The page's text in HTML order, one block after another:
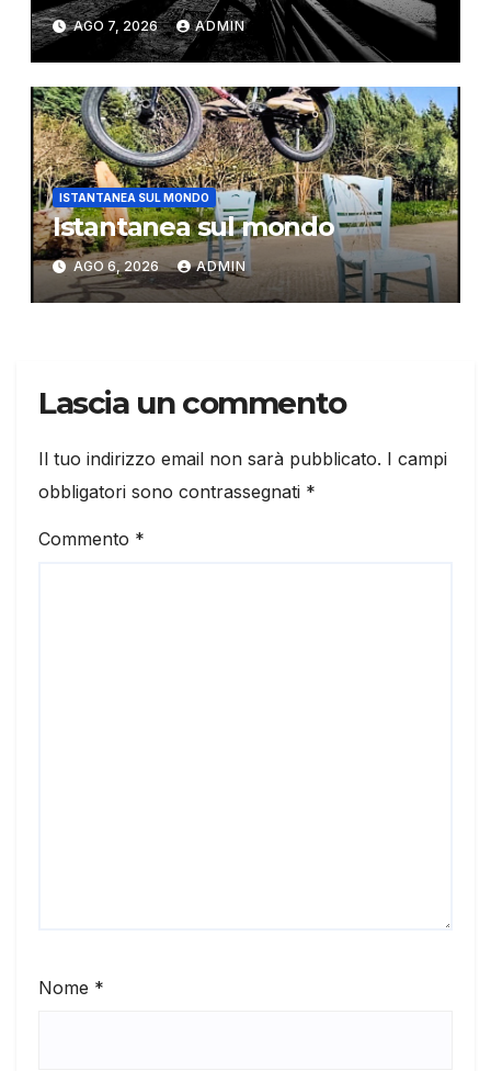
AGO 7, 2026 ADMIN
ISTANTANEA SUL MONDO
Istantanea sul mondo
AGO 6, 2026 ADMIN
Lascia un commento
Il tuo indirizzo email non sarà pubblicato. I campi
obbligatori sono contrassegnati *
Commento *
Nome *